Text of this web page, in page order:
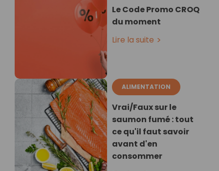
Le Code Promo CROQ
du moment
Lire la suite
ALIMENTATION
Vrai/Faux sur le
saumon fumé : tout
ce qu'il faut savoir
avant d'en
consommer